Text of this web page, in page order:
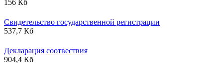
156 Кб
Свидетельство государственной регистрации
537,7 Кб
Декларация соотвествия
904,4 Кб